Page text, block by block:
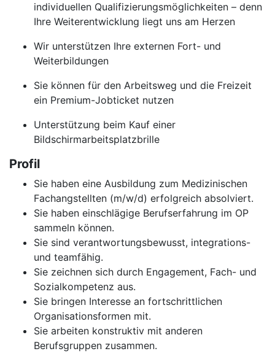
individuellen Qualifizierungsmöglichkeiten – denn
Ihre Weiterentwicklung liegt uns am Herzen
Wir unterstützen Ihre externen Fort- und
Weiterbildungen
Sie können für den Arbeitsweg und die Freizeit
ein Premium-Jobticket nutzen
Unterstützung beim Kauf einer
Bildschirmarbeitsplatzbrille
Profil
Sie haben eine Ausbildung zum Medizinischen
Fachangstellten (m/w/d) erfolgreich absolviert.
Sie haben einschlägige Berufserfahrung im OP
sammeln können.
Sie sind verantwortungsbewusst, integrations-
und teamfähig.
Sie zeichnen sich durch Engagement, Fach- und
Sozialkompetenz aus.
Sie bringen Interesse an fortschrittlichen
Organisationsformen mit.
Sie arbeiten konstruktiv mit anderen
Berufsgruppen zusammen.